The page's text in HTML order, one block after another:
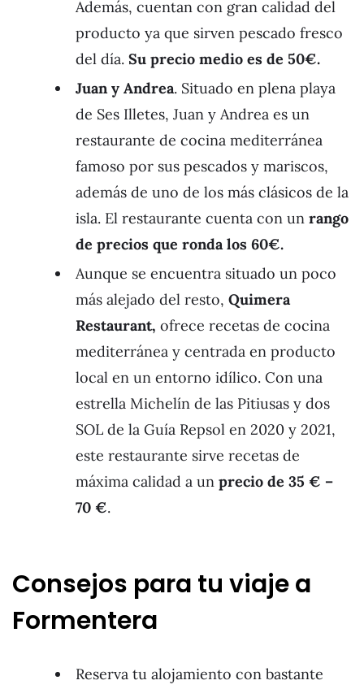
Además, cuentan con gran calidad del
producto ya que sirven pescado fresco
del día. Su precio medio es de 50€.
Juan y Andrea. Situado en plena playa
de Ses Illetes, Juan y Andrea es un
restaurante de cocina mediterránea
famoso por sus pescados y mariscos,
además de uno de los más clásicos de la
isla. El restaurante cuenta con un rango
de precios que ronda los 60€.
Aunque se encuentra situado un poco
más alejado del resto, Quimera
Restaurant, ofrece recetas de cocina
mediterránea y centrada en producto
local en un entorno idílico. Con una
estrella Michelín de las Pitiusas y dos
SOL de la Guía Repsol en 2020 y 2021,
este restaurante sirve recetas de
máxima calidad a un precio de 35 € –
70 €.
Consejos para tu viaje a
Formentera
Reserva tu alojamiento con bastante